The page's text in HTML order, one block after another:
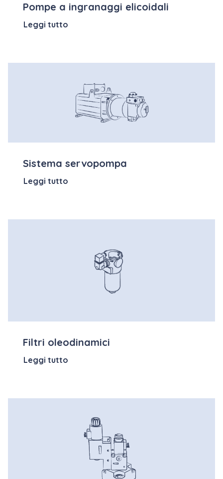
Pompe a ingranaggi elicoidali
Leggi tutto
Sistema servopompa
Leggi tutto
Filtri oleodinamici
Leggi tutto